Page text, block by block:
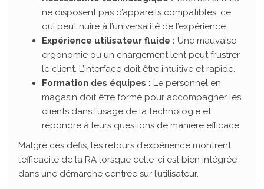
ne disposent pas d’appareils compatibles, ce
qui peut nuire à l’universalité de l’expérience.
Expérience utilisateur fluide : Une mauvaise
ergonomie ou un chargement lent peut frustrer
le client. L’interface doit être intuitive et rapide.
Formation des équipes : Le personnel en
magasin doit être formé pour accompagner les
clients dans l’usage de la technologie et
répondre à leurs questions de manière efficace.
Malgré ces défis, les retours d’expérience montrent
l’efficacité de la RA lorsque celle-ci est bien intégrée
dans une démarche centrée sur l’utilisateur.